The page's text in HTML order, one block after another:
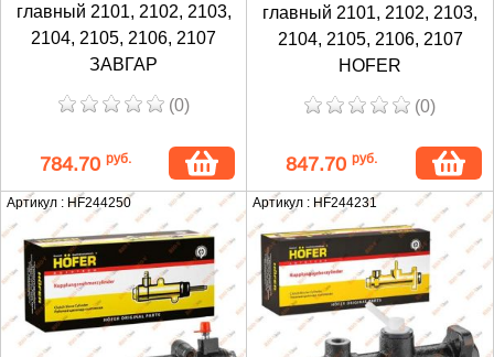
главный 2101, 2102, 2103,
2104, 2105, 2106, 2107
ЗАВГАР
(0)
784.70 руб.
главный 2101, 2102, 2103,
2104, 2105, 2106, 2107
HOFER
(0)
847.70 руб.
Артикул : HF244250 Артикул : HF244231